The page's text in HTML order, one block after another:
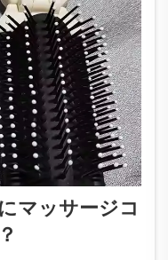
マッサージコ